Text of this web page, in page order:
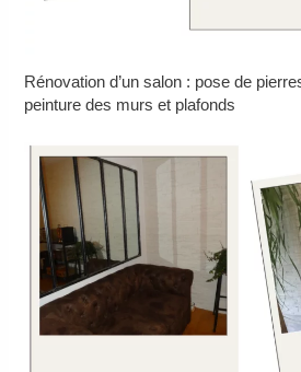
Rénovation d’un salon : pose de
peinture des murs et plafonds